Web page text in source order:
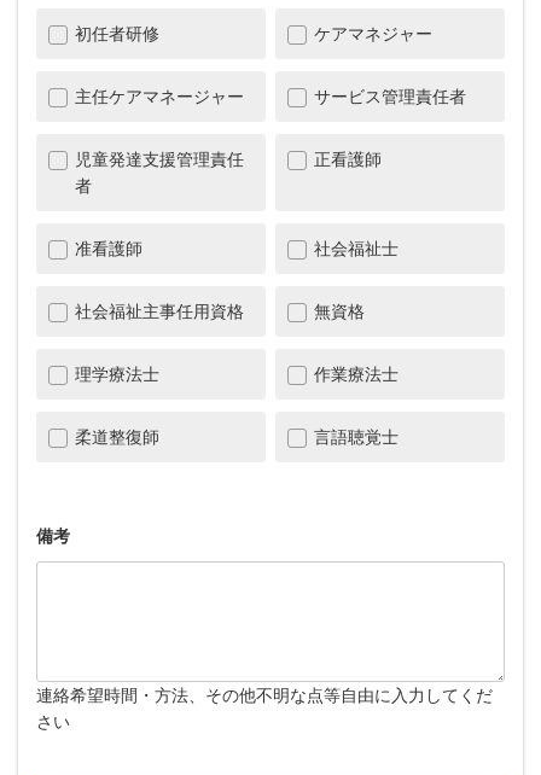
初任者研修 ケアマネジャー
主任ケアマネージャー サービス管理責任者
児童発達支援管理責任
者
正看護師
准看護師 社会福祉士
社会福祉主事任用資格 無資格
理学療法士 作業療法士
柔道整復師 言語聴覚士
備考
連絡希望時間・方法、その他不明な点等自由に入力してくだ
さい